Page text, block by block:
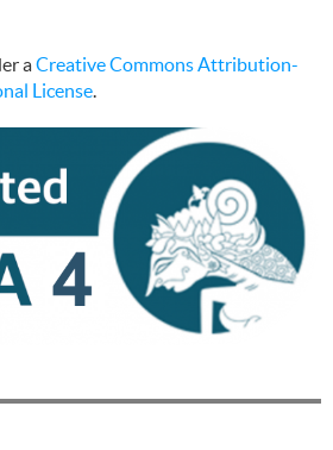
aCreative Commons Attribution-
License.